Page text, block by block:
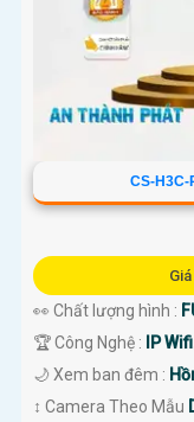
CS-H3C-
👀 Chất lượng hình :
🏆 Công Nghệ :
IP
🌙 Xem ban đêm :
↕️ Camera Theo Mẫu